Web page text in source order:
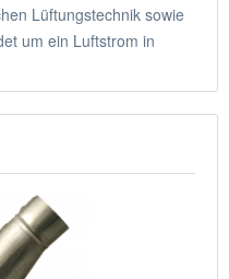
Lüftungstechnik sowie
um ein Luftstrom in